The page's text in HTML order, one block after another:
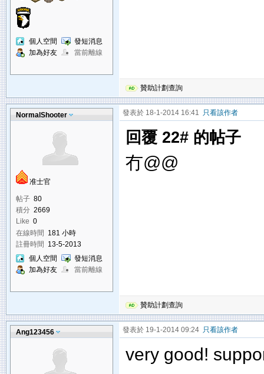
個人空間
發短消息
加為好友
當前離線
贊助計劃查詢
NormalShooter
准士官
帖子 80
積分 2669
Like 0
在線時間 181 小時
註冊時間 13-5-2013
個人空間
發短消息
加為好友
當前離線
發表於 18-1-2014 16:41 只看該作者
回覆 22# 的帖子
冇@@
贊助計劃查詢
Ang123456 發表於 19-1-2014 09:24 只看該作者
very good!